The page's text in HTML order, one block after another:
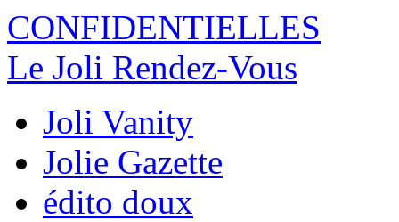
CONFIDENTIELLES
Le Joli Rendez-Vous
Joli Vanity
Jolie Gazette
édito doux